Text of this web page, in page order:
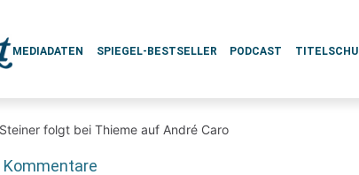
MEDIADATEN SPIEGEL-BESTSELLER PODCAST
folgt bei Thieme auf André Caro
Kommentare